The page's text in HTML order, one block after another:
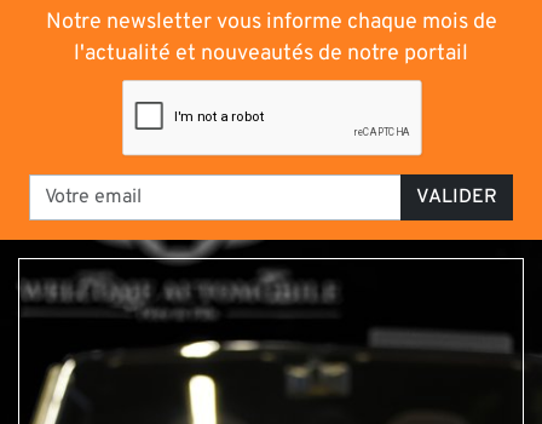
Notre newsletter vous informe chaque mois de
l'actualité et nouveautés de notre portail
VALIDER